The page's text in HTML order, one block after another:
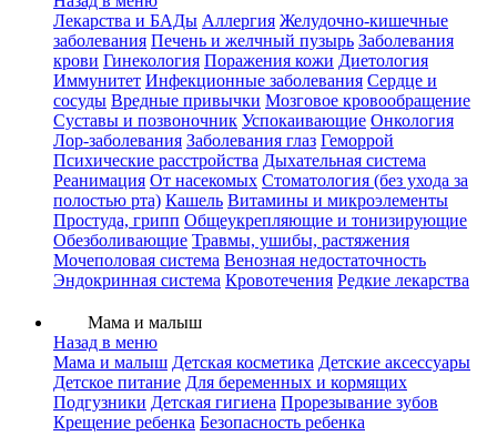
Лекарства и БАДы Аллергия Желудочно-кишечные
заболевания Печень и желчный пузырь Заболевания
крови Гинекология Поражения кожи Диетология
Иммунитет Инфекционные заболевания Сердце и
сосуды Вредные привычки Мозговое кровообращение
Суставы и позвоночник Успокаивающие Онкология
Лор-заболевания Заболевания глаз Геморрой
Психические расстройства Дыхательная система
Реанимация От насекомых Стоматология (без ухода за
полостью рта) Кашель Витамины и микроэлементы
Простуда, грипп Общеукрепляющие и тонизирующие
Обезболивающие Травмы, ушибы, растяжения
Мочеполовая система Венозная недостаточность
Эндокринная система Кровотечения Редкие лекарства
Мама и малыш
Назад в меню
Мама и малыш Детская косметика Детские аксессуары
Детское питание Для беременных и кормящих
Подгузники Детская гигиена Прорезывание зубов
Крещение ребенка Безопасность ребенка